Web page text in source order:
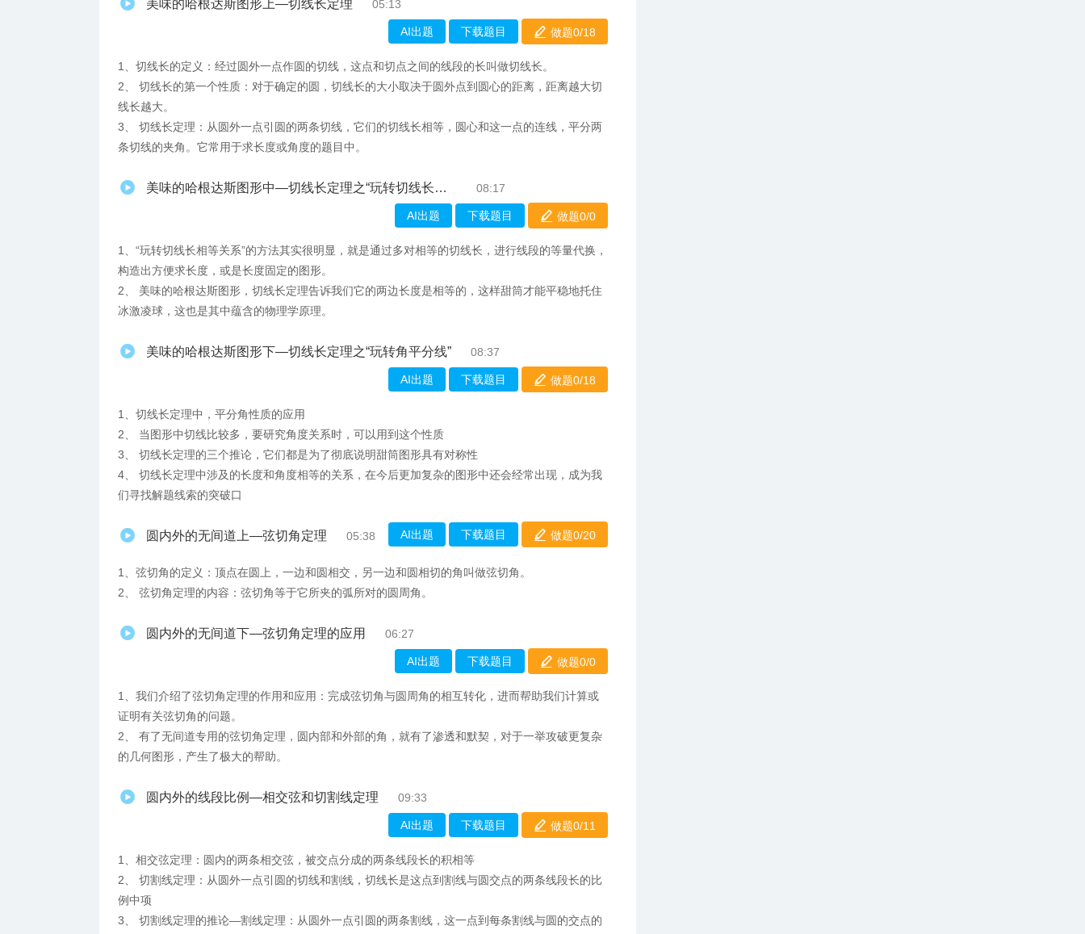
美味的哈根达斯图形上—切线长定理 05:13
AI出题 下载题目 做题0/18
1、​切线长的定义：经过圆外一点作圆的切线，这点和切点之间的线段的长叫做切线长。
2、 切线长的第一个性质：对于确定的圆，切线长的大小取决于圆外点到圆心的距离，距离越大切
线长越大。
3、 切线长定理：从圆外一点引圆的两条切线，它们的切线长相等，圆心和这一点的连线，平分两
条切线的夹角。它常用于求长度或角度的题目中。
美味的哈根达斯图形中—切线长定理之“玩转切线长相等关系” 08:17
AI出题 下载题目 做题0/0
1、“玩转切线长相等关系”的方法其实很明显，就是通过多对相等的切线长，进行线段的等量代换，
构造出方便求长度，或是长度固定的图形。
2、 美味的哈根达斯图形，切线长定理告诉我们它的两边长度是相等的，这样甜筒才能平稳地托住
冰激凌球，这也是其中蕴含的物理学原理。
美味的哈根达斯图形下—切线长定理之“玩转角平分线” 08:37
AI出题 下载题目 做题0/18
1、切线长定理中，平分角性质的应用
2、 当图形中切线比较多，要研究角度关系时，可以用到这个性质
3、 切线长定理的三个推论，它们都是为了彻底说明甜筒图形具有对称性
4、 切线长定理中涉及的长度和角度相等的关系，在今后更加复杂的图形中还会经常出现，成为我
们寻找解题线索的突破口
圆内外的无间道上—弦切角定理 05:38 AI出题 下载题目 做题0/20
1、弦切角的定义：顶点在圆上，一边和圆相交，另一边和圆相切的角叫做弦切角。
2、 弦切角定理的内容：弦切角等于它所夹的弧所对的圆周角。
圆内外的无间道下—弦切角定理的应用 06:27
AI出题 下载题目 做题0/0
1、我们介绍了弦切角定理的作用和应用：完成弦切角与圆周角的相互转化，进而帮助我们计算或
证明有关弦切角的问题。
2、 有了无间道专用的弦切角定理，圆内部和外部的角，就有了渗透和默契，对于一举攻破更复杂
的几何图形，产生了极大的帮助。
圆内外的线段比例—相交弦和切割线定理 09:33
AI出题 下载题目 做题0/11
1、相交弦定理：圆内的两条相交弦，被交点分成的两条线段长的积相等
2、 切割线定理：从圆外一点引圆的切线和割线，切线长是这点到割线与圆交点的两条线段长的比
例中项
3、 切割线定理的推论—割线定理：从圆外一点引圆的两条割线，这一点到每条割线与圆的交点的